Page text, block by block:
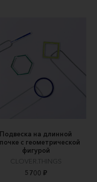
Подвеска на длинной
с геометрической
фигурой
CLOVER.THINGS
5700 ₽